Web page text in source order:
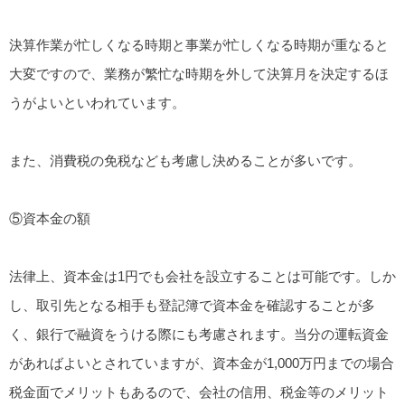
決算作業が忙しくなる時期と事業が忙しくなる時期が重なると
大変ですので、業務が繁忙な時期を外して決算月を決定するほ
うがよいといわれています。
また、消費税の免税なども考慮し決めることが多いです。
⑤資本金の額
法律上、資本金は1円でも会社を設立することは可能です。しか
し、取引先となる相手も登記簿で資本金を確認することが多
く、銀行で融資をうける際にも考慮されます。当分の運転資金
があればよいとされていますが、資本金が1,000万円までの場合
税金面でメリットもあるので、会社の信用、税金等のメリット